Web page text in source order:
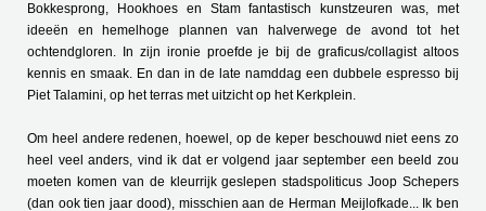
Bokkesprong, Hookhoes en Stam fantastisch kunstzeuren was, met
ideeën en hemelhoge plannen van halverwege de avond tot het
ochtendgloren. In zijn ironie proefde je bij de graficus/collagist altoos
kennis en smaak. En dan in de late namddag een dubbele espresso bij
Piet Talamini, op het terras met uitzicht op het Kerkplein.
Om heel andere redenen, hoewel, op de keper beschouwd niet eens zo
heel veel anders, vind ik dat er volgend jaar september een beeld zou
moeten komen van de kleurrijk geslepen stadspoliticus Joop Schepers
(dan ook tien jaar dood), misschien aan de Herman Meijlofkade... Ik ben